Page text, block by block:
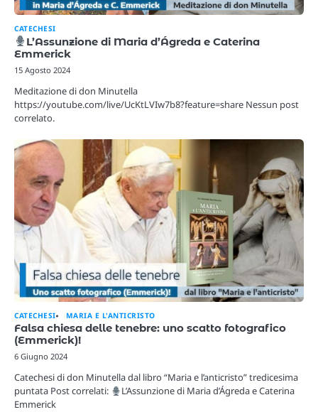
CATECHESI
L’Assunzione di Maria d’Ágreda e Caterina
Emmerick
15 Agosto 2024
Meditazione di don Minutella
https://youtube.com/live/UcKtLVIw7b8?feature=share Nessun post
correlato.
CATECHESI MARIA E L'ANTICRISTO
Falsa chiesa delle tenebre: uno scatto fotografico
(Emmerick)!
6 Giugno 2024
Catechesi di don Minutella dal libro “Maria e l’anticristo” tredicesima
puntata Post correlati:
L’Assunzione di Maria d’Ágreda e Caterina
Emmerick